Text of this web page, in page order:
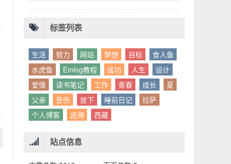
只问我想做什么。而我们，花了太多时间活成
别人眼中的应该。这句话不是安慰，是提醒：
你的人生，不需要复刻任何人的轨迹。
wys
老兄，我没看错吧“30台”？
标签列表
生活 努力 网站 梦想 目标
食人鱼
水虎鱼
Emlog教程 成功 人生
设计
爱情
读书笔记 工作
父亲
悲伤 放下
个人博客
追溯 西藏